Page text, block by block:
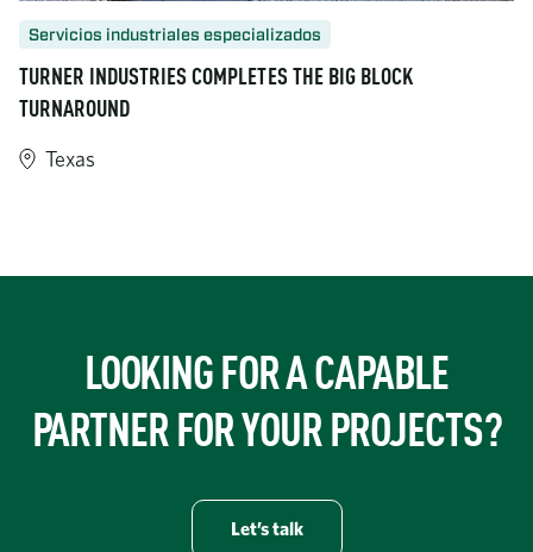
Servicios industriales especializados
TURNER INDUSTRIES COMPLETES THE BIG BLOCK
TURNAROUND
Texas
LOOKING FOR A CAPABLE
PARTNER FOR YOUR PROJECTS?
Let’s talk